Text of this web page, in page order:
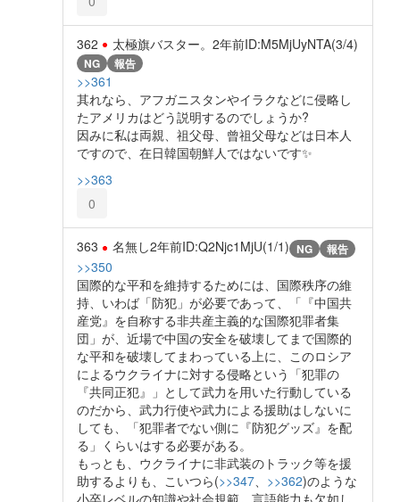
362 太極旗バスター。 2年前ID:M5MjUyNTA(3/4)
NG 報告
>>361
其れなら、アフガニスタンやイラクなどに侵略し
たアメリカはどう説明するのでしょうか?
因みに私は両親、祖父母、曾祖父母などは日本人
ですので、在日韓国朝鮮人ではないです✨
>>363
0
363 名無し2年前ID:Q2Njc1MjU(1/1) NG 報告
>>350
国際的な平和を維持するためには、国際秩序の維
持、いわば「防犯」が必要であって、「『中国共
産党』を自称する非共産主義的な国際犯罪者集
団」が、近場で中国の安全を破壊してまで国際的
な平和を破壊してまわっている上に、このロシア
によるウクライナに対する侵略という「犯罪の
『共同正犯』」として武力を用いた行動している
のだから、武力行使や武力による援助はしないに
しても、「犯罪者でない側に『防犯グッズ』を配
る」くらいはする必要がある。
もっとも、ウクライナに非武装のトラック等を援
助するよりも、こいつら(>>347 >>362)のような
小卒レベルの知識や社会規範、言語能力も欠如し